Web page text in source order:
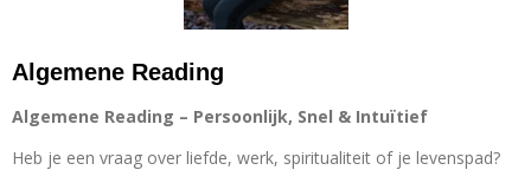
Algemene Reading
Algemene Reading – Persoonlijk, Snel & Intuïtief
Heb je een vraag over liefde, werk, spiritualiteit of je levenspad?